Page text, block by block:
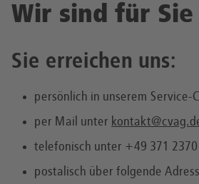
Wir sind für Sie
Sie erreichen uns:
persönlich in unserem Service-
per Mail unter
telefonisch unter +49 371 2370
postalisch über folgende